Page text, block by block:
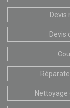
Devis
Devis
Nettoyage